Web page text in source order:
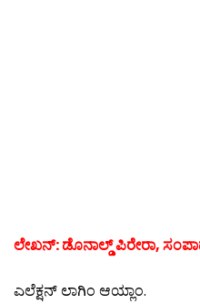
ಲೇಖನ್: ಡೊನಾಲ್ಡ್ ಪಿರೇರಾ,
ಎಲೆಕ್ಷನ್ ಲಾಗಿಂ ಆಯ್ಲಾಂ.